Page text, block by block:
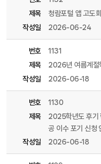
제목
청람포털 앱 고도
작성일
2026-06-24
번호
1131
제목
2026년 여름계절
작성일
2026-06-18
번호
1130
제목
2025학년도 후기
공 이수 포기 신청
작성일
2026-06-18